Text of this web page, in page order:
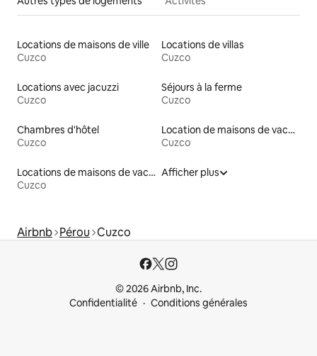
Locations de maisons de ville
Cuzco
Locations de villas
Cuzco
Locations avec jacuzzi
Cuzco
Séjours à la ferme
Cuzco
Chambres d'hôtel
Cuzco
Location de maisons de vacances
Cuzco
Locations de maisons de vacances
Cuzco
Afficher plus
Airbnb Pérou Cuzco
© 2026 Airbnb, Inc.
Confidentialité
Conditions générales